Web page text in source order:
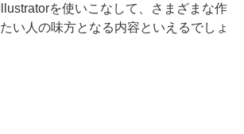
を使いこなして、さまざまな作
い人の味方となる内容といえるでしょ